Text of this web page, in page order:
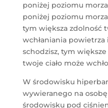
poniżej poziomu
poniżej poziomu
tym większa zdolność
wchłaniania powietrza
schodzisz, tym
twoje ciało może
W środowisku
wywieranego na
środowisku pod